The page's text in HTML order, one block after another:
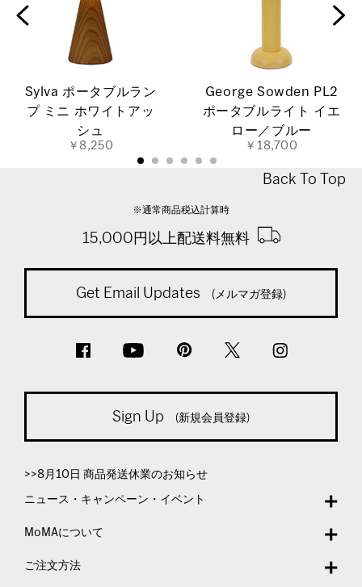
Sylva ポータブルラン
プ ミニ ホワイトアッ
シュ
￥8,250
George Sowden PL2
ポータブルライト イエ
ロー／ブルー
￥18,700
Back To Top
※通常商品税込計算時
15,000円以上配送料無料
Get Email Updates (メルマガ登録)
Sign Up (新規会員登録)
>>8月10日 商品発送休業のお知らせ
ニュース・キャンペーン・イベント
MoMAについて
ご注文方法